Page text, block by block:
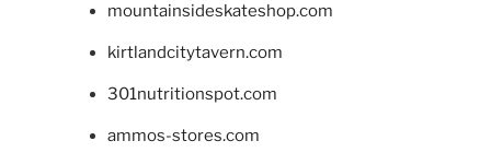
mountainsideskateshop.com
kirtlandcitytavern.com
301nutritionspot.com
ammos-stores.com